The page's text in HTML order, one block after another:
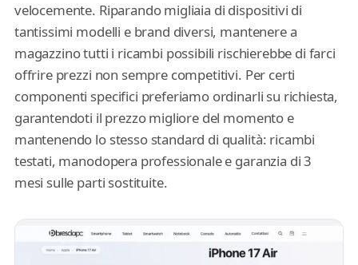
velocemente. Riparando migliaia di dispositivi di
tantissimi modelli e brand diversi, mantenere a
magazzino tutti i ricambi possibili rischierebbe di farci
offrire prezzi non sempre competitivi. Per certi
componenti specifici preferiamo ordinarli su richiesta,
garantendoti il prezzo migliore del momento e
mantenendo lo stesso standard di qualità: ricambi
testati, manodopera professionale e garanzia di 3
mesi sulle parti sostituite.